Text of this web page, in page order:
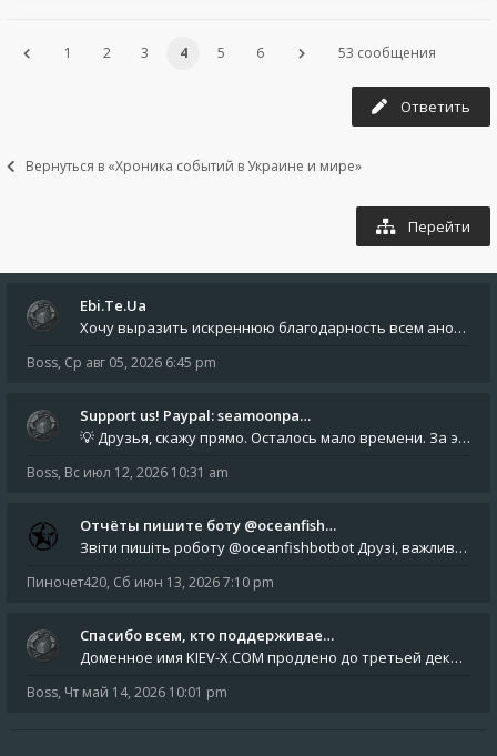
1 2 3 4 5 6 53 сообщения
Ответить
Вернуться в «Хроника событий в Украине и мире»
Перейти
Ebi.Te.Ua
Хочу выразить искреннюю благодарность всем анонимным пользователям, которые поддержали наше сообщество финансово. Благод
Boss, Ср авг 05, 2026 6:45 pm
Support us! Paypal: seamoonpa…
💡 Друзья, скажу прямо. Осталось мало времени. За это время нам нужно закрыть последние обязательные расходы: около 500
Boss, Вс июл 12, 2026 10:31 am
Отчёты пишите боту @oceanfish…
Звіти пишіть роботу @oceanfishbotbot Друзі, важливе повідомлення для учасників форума. Основне звернення опублікован
Пиночет420, Сб июн 13, 2026 7:10 pm
Спасибо всем, кто поддерживае…
Доменное имя KIEV-X.COM продлено до третьей декады августа 2027 года! Спасибо всем анонимным пользователям, которые по
Boss, Чт май 14, 2026 10:01 pm